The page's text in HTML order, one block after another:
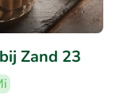
Zand 23